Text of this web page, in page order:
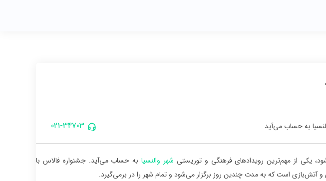
021-34703 به حساب می‌آید
یکی از مهم‌ترین رویدادهای فرهنگی و توریستی شهر والنسیابه حساب می‌آید. جشنواره فالاس با
و آتش‌بازی است که به مدت چندین روز برگزار می‌شود و تمام شهر را در برمی‌گیرد.